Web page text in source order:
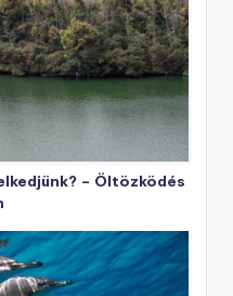
– Öltözködés